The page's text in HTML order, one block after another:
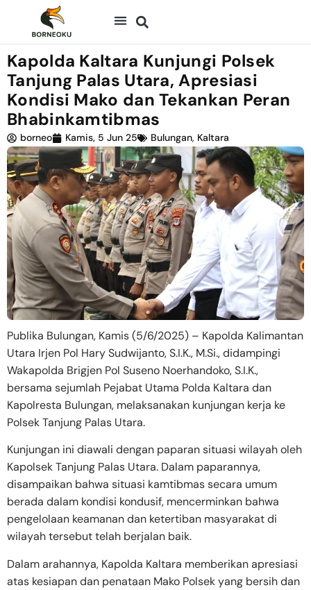
Kapolda Kaltara Kunjungi Polsek
Tanjung Palas Utara, Apresiasi
Kondisi Mako dan Tekankan Peran
Bhabinkamtibmas
borneo Kamis, 5 Jun 25 Bulungan, Kaltara
Publika Bulungan, Kamis (5/6/2025) – Kapolda Kalimantan
Utara Irjen Pol Hary Sudwijanto, S.I.K., M.Si., didampingi
Wakapolda Brigjen Pol Suseno Noerhandoko, S.I.K.,
bersama sejumlah Pejabat Utama Polda Kaltara dan
Kapolresta Bulungan, melaksanakan kunjungan kerja ke
Polsek Tanjung Palas Utara.
Kunjungan ini diawali dengan paparan situasi wilayah oleh
Kapolsek Tanjung Palas Utara. Dalam paparannya,
disampaikan bahwa situasi kamtibmas secara umum
berada dalam kondisi kondusif, mencerminkan bahwa
pengelolaan keamanan dan ketertiban masyarakat di
wilayah tersebut telah berjalan baik.
Dalam arahannya, Kapolda Kaltara memberikan apresiasi
atas kesiapan dan penataan Mako Polsek yang bersih dan